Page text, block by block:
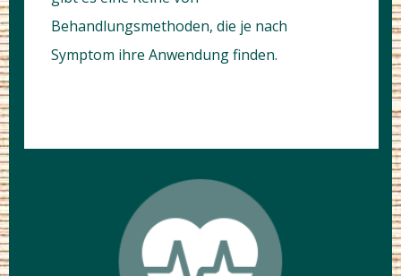
Behandlungsmethoden, die je nach
Symptom ihre Anwendung finden.